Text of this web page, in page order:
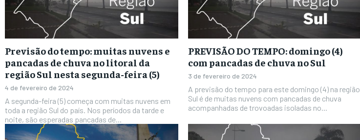
Previsão do tempo: muitas nuvens e
pancadas de chuva no litoral da
região Sul nesta segunda-feira (5)
4 de fevereiro de 2024
A segunda-feira (5) começa com muitas nuvens em
toda a região Sul do país. Nos períodos da tarde e
noite, são esperadas pancadas de...
PREVISÃO DO TEMPO: domingo (4)
com pancadas de chuva no Sul
3 de fevereiro de 2024
A previsão do tempo para este domingo (4) na região
Sul é de muitas nuvens com pancadas de chuva
acompanhadas de trovoadas isoladas no...